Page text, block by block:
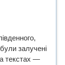
залучені
текстах —